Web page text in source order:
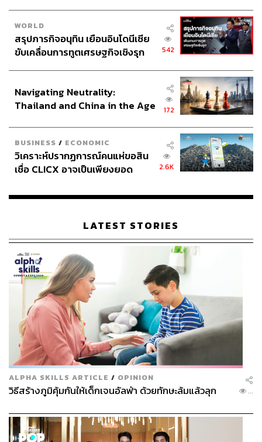
WORLD
สรุปภารกิจอนุทิน เยือนอินโดนีเซีย
ขับเคลื่อนการทูตเศรษฐกิจเชิงรุก
542
Navigating Neutrality:
Thailand and China in the Age
172
BUSINESS / ECONOMIC
วิเคราะห์ปรากฏการณ์คนแห่ขอสิน
เชื่อ CLICX อาจเป็นเพียงยอด
เรือนไทยที่ถูกซุกไว้
2.6K
LATEST STORIES
ALPHA SKILLS ARTICLE / OPINION
วิธีสร้างภูมิคุ้มกันให้เด็กเจนอัลฟ่า ด้วยทักษะล้มแล้วลุก ...